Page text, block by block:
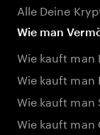
Alle Deine
Wie man
Wie kauft man
Wie kauft man
Wie kauft man
Wie kauft man